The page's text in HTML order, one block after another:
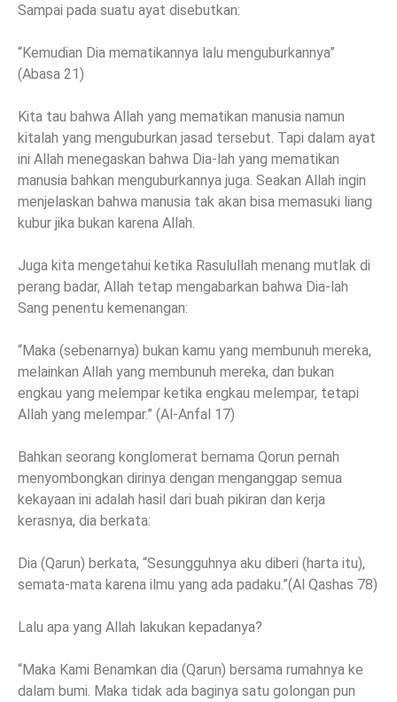
Sampai pada suatu ayat disebutkan:
“Kemudian Dia mematikannya lalu menguburkannya”
(Abasa 21)
Kita tau bahwa Allah yang mematikan manusia namun
kitalah yang menguburkan jasad tersebut. Tapi dalam ayat
ini Allah menegaskan bahwa Dia-lah yang mematikan
manusia bahkan menguburkannya juga. Seakan Allah ingin
menjelaskan bahwa manusia tak akan bisa memasuki liang
kubur jika bukan karena Allah.
Juga kita mengetahui ketika Rasulullah menang mutlak di
perang badar, Allah tetap mengabarkan bahwa Dia-lah
Sang penentu kemenangan:
“Maka (sebenarnya) bukan kamu yang membunuh mereka,
melainkan Allah yang membunuh mereka, dan bukan
engkau yang melempar ketika engkau melempar, tetapi
Allah yang melempar.” (Al-Anfal 17)
Bahkan seorang konglomerat bernama Qorun pernah
menyombongkan dirinya dengan menganggap semua
kekayaan ini adalah hasil dari buah pikiran dan kerja
kerasnya, dia berkata:
Dia (Qarun) berkata, “Sesungguhnya aku diberi (harta itu),
semata-mata karena ilmu yang ada padaku.”(Al Qashas 78)
Lalu apa yang Allah lakukan kepadanya?
“Maka Kami Benamkan dia (Qarun) bersama rumahnya ke
dalam bumi. Maka tidak ada baginya satu golongan pun